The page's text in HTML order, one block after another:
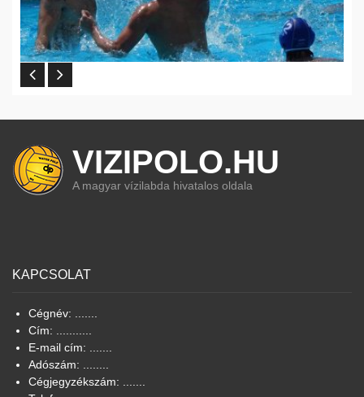
VIZIPOLO.HU
A magyar vízilabda hivatalos oldala
KAPCSOLAT
Cégnév: .......
Cím: ...........
E-mail cím: .......
Adószám: ........
Cégjegyzékszám: .......